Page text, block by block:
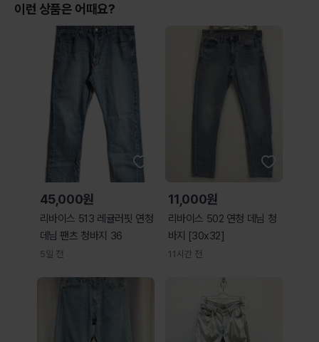
이런 상품은 어때요?
45,000원
리바이스 513 레귤러핏 연청
데님 팬츠 청바지 36
5일 전
11,000원
리바이스 502 연청 데님 청
바지 [30x32]
11시간 전